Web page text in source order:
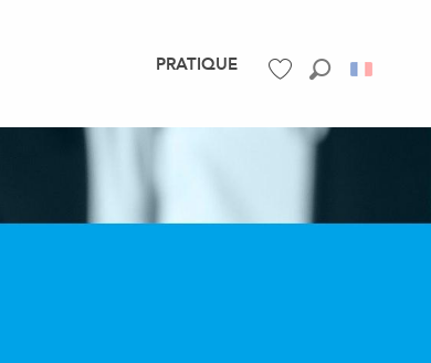
PRATIQUE